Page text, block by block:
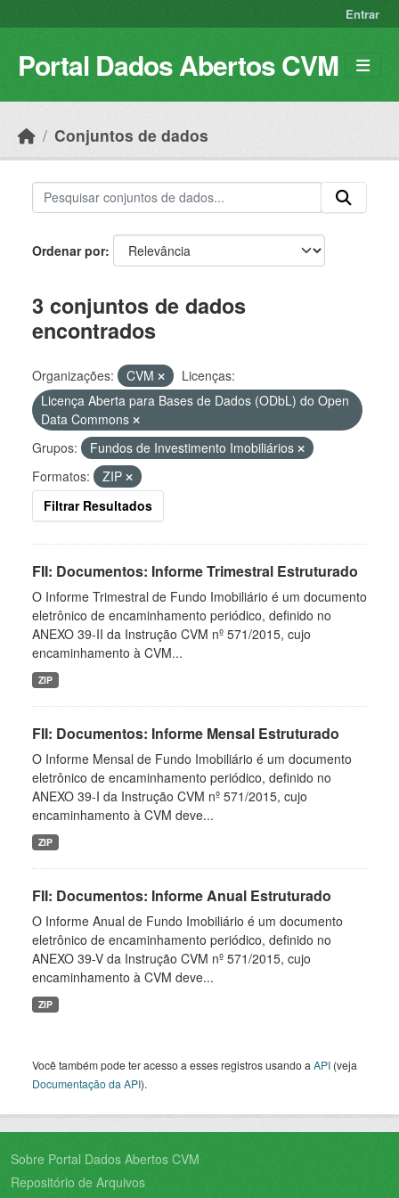
Entrar
Portal Dados Abertos CVM
Conjuntos de dados
Ordenar por
3 conjuntos de dados
encontrados
Organizações: CVM
Licenças:
Licença Aberta para Bases de Dados (ODbL) do Open
Data Commons
Grupos:
Fundos de Investimento Imobiliários
Formatos:
ZIP
Filtrar Resultados
FII: Documentos: Informe Trimestral Estruturado
O Informe Trimestral de Fundo Imobiliário é um documento
eletrônico de encaminhamento periódico, definido no
ANEXO 39-II da Instrução CVM nº 571/2015, cujo
encaminhamento à CVM...
ZIP
FII: Documentos: Informe Mensal Estruturado
O Informe Mensal de Fundo Imobiliário é um documento
eletrônico de encaminhamento periódico, definido no
ANEXO 39-I da Instrução CVM nº 571/2015, cujo
encaminhamento à CVM deve...
ZIP
FII: Documentos: Informe Anual Estruturado
O Informe Anual de Fundo Imobiliário é um documento
eletrônico de encaminhamento periódico, definido no
ANEXO 39-V da Instrução CVM nº 571/2015, cujo
encaminhamento à CVM deve...
ZIP
Você também pode ter acesso a esses registros usando a API (veja
Documentação da API).
Sobre Portal Dados Abertos CVM
Repositório de Arquivos